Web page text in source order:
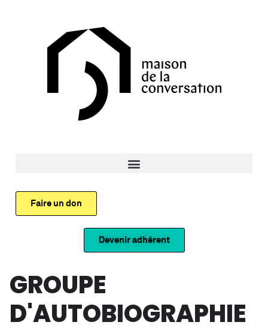
Faire un don
Devenir adhérent
GROUPE
D'AUTOBIOGRAPHIE